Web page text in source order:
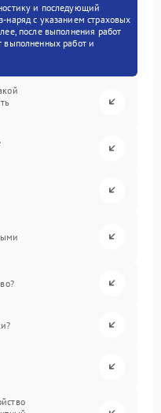
и последующий
наряд с указанием страховых
после выполнения работ
выполненных работ и